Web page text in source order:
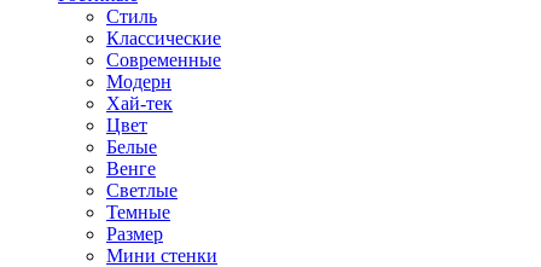
Стиль
Классические
Современные
Модерн
Хай-тек
Цвет
Белые
Венге
Светлые
Темные
Размер
Мини стенки